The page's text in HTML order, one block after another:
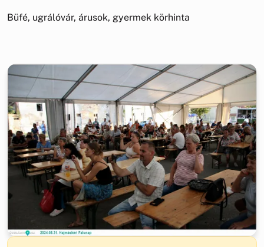
Büfé, ugrálóvár, árusok, gyermek körhinta